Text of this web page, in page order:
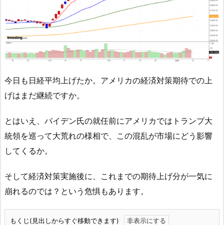
今日も日経平均上げたか。アメリカの経済対策期待での上
げはまだ継続ですか。
とはいえ、バイデン氏の就任前にアメリカではトランプ大
統領を巡って大荒れの様相で、この混乱が市場にどう影響
してくるか。
そして経済対策実施後に、これまでの期待上げ分が一気に
崩れるのでは？という危惧もあります。
もくじ(見出しからすぐ移動できます)